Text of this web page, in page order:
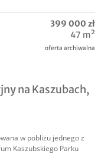
na Kaszubach,
w pobliżu jednego z
Kaszubskiego Parku
399 000 zł
47 m²
oferta archiwalna